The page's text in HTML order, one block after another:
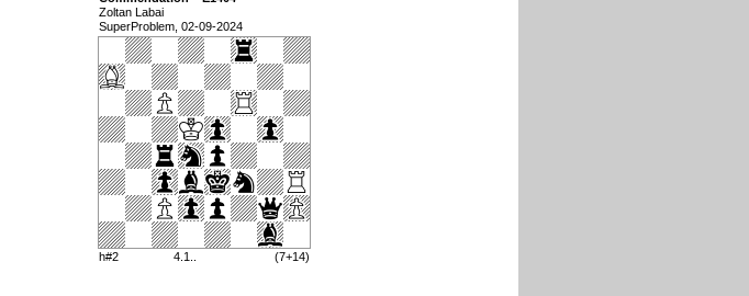
Zoltan Labai
SuperProblem, 02-09-2024
h#2 4.1.. (7+14)